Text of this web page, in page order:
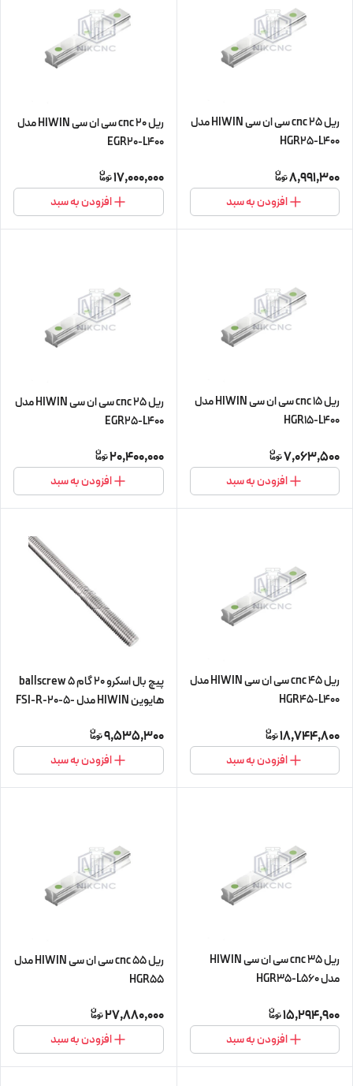
ریل 25 cnc سی ان سی HIWIN مدل
HGR25-L400
8,991,300
افزودن به سبد
ریل 20 cnc سی ان سی HIWIN مدل
EGR20-L400
17,000,000
افزودن به سبد
ریل 15 cnc سی ان سی HIWIN مدل
HGR15-L400
7,063,500
افزودن به سبد
ریل 25 cnc سی ان سی HIWIN مدل
EGR25-L400
20,400,000
افزودن به سبد
ریل 45 cnc سی ان سی HIWIN مدل
HGR45-L400
18,744,800
افزودن به سبد
پیچ بال اسکرو 20 گام 5 ballscrew
هایوین HIWIN مدل FSI-R-20-5-
9,535,300
افزودن به سبد
ریل 35 cnc سی ان سی HIWIN
مدل HGR35-L560
15,294,900
افزودن به سبد
ریل 55 cnc سی ان سی HIWIN مدل
HGR55
27,880,000
افزودن به سبد